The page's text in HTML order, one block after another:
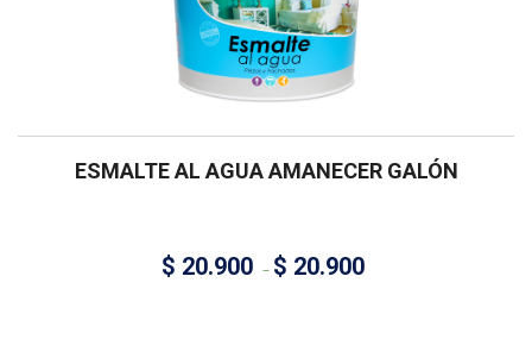
ESMALTE AL AGUA AMANECER GALÓN
$ 20.900 – $ 20.900